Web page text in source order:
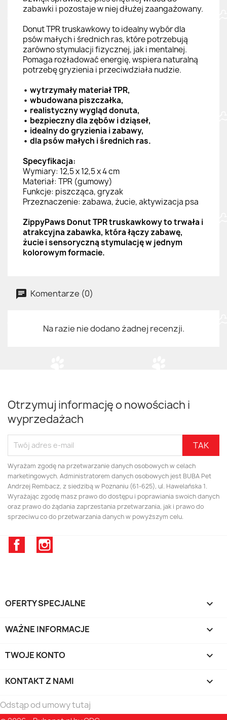
zabawki i pozostaje w niej dłużej zaangażowany.
Donut TPR truskawkowy to idealny wybór dla
psów małych i średnich ras, które potrzebują
zarówno stymulacji fizycznej, jak i mentalnej.
Pomaga rozładować energię, wspiera naturalną
potrzebę gryzienia i przeciwdziała nudzie.
• wytrzymały materiał TPR,
• wbudowana piszczałka,
• realistyczny wygląd donuta,
• bezpieczny dla zębów i dziąseł,
• idealny do gryzienia i zabawy,
• dla psów małych i średnich ras.
Specyfikacja:
Wymiary: 12,5 x 12,5 x 4 cm
Materiał: TPR (gumowy)
Funkcje: piszcząca, gryzak
Przeznaczenie: zabawa, żucie, aktywizacja psa
ZippyPaws Donut TPR truskawkowy to trwała i
atrakcyjna zabawka, która łączy zabawę,
żucie i sensoryczną stymulację w jednym
kolorowym formacie.
Komentarze (0)
Na razie nie dodano żadnej recenzji.
Otrzymuj informację o nowościach i
wyprzedażach
Wyrażam zgodę na przetwarzanie danych osobowych w celach
marketingowych. Administratorem danych osobowych jest BUBA Pet
Andrzej Rembacz, z siedzibą w Poznaniu (61-625), ul. Hawelańska 1.
Wyrażając zgodę masz prawo do dostępu i poprawiania swoich danych
oraz prawo do żądania zaprzestania przetwarzania, jak i prawo do
sprzeciwu co do przetwarzania danych w powyższym celu.
Facebook
OFERTY SPECJALNE 
WAŻNE INFORMACJE 
TWOJE KONTO 
KONTAKT Z NAMI keyboard_arrow_down
Odstąp od umowy tutaj